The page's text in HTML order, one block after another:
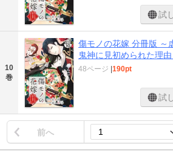
試
10
巻
傷モノの花嫁 分冊版 ～
鬼神に見初められた理
48ページ 190pt
試
前へ